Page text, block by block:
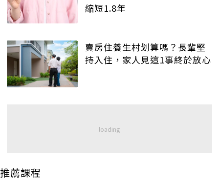
縮短1.8年
賣房住養生村划算嗎？長輩堅
持入住，家人見這1事終於放心
推薦課程